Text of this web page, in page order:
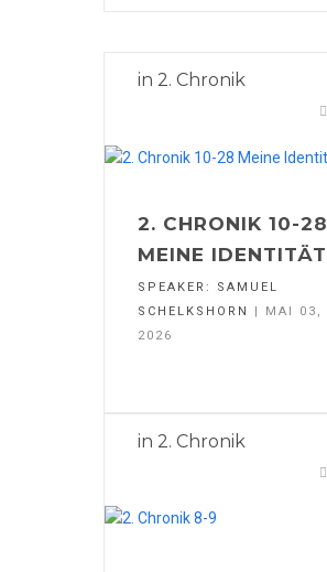
in 2. Chronik
2. CHRONIK 10-28
MEINE IDENTITÄT
SPEAKER: SAMUEL
SCHELKSHORN
| MAI 03,
2026
in 2. Chronik